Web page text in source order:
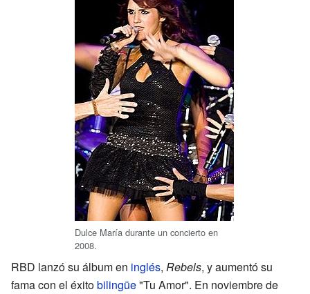
Dulce María durante un concierto en
2008.
RBD lanzó su álbum en inglés, Rebels, y aumentó su
fama con el éxitobilingüe"Tu Amor". En noviembre de